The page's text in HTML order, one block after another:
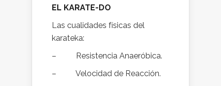
EL KARATE-DO
Las cualidades físicas del
karateka:
– Resistencia Anaeróbica.
– Velocidad de Reacción.